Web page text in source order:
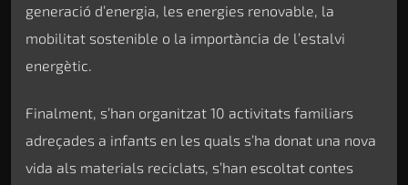
generació d’energia, les energies renovable, la
mobilitat sostenible o la importància de l’estalvi
energètic.
Finalment, s’han organitzat 10 activitats familiars
adreçades a infants en les quals s’ha donat una nova
vida als materials reciclats, s’han escoltat contes